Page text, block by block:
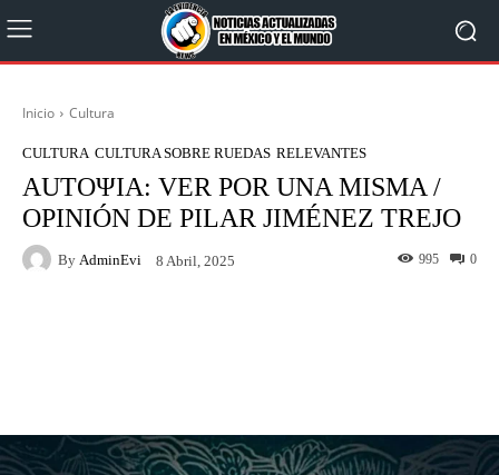
Inicio Cultura
CULTURA CULTURA SOBRE RUEDAS RELEVANTES
ΑUTOΨIA: VER POR UNA MISMA /
OPINIÓN DE PILAR JIMÉNEZ TREJO
By AdminEvi 8 Abril, 2025 0
995